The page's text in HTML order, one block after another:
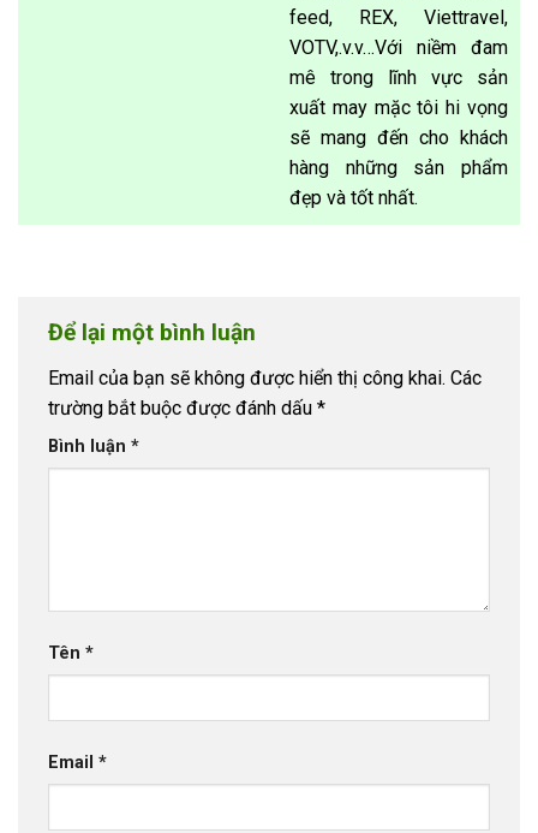
feed, REX, Viettravel,
VOTV,.v.v…Với niềm đam
mê trong lĩnh vực sản
xuất may mặc tôi hi vọng
sẽ mang đến cho khách
hàng những sản phẩm
đẹp và tốt nhất.
Để lại một bình luận
Email của bạn sẽ không được hiển thị công khai. Các
trường bắt buộc được đánh dấu *
Bình luận *
Tên *
Email *